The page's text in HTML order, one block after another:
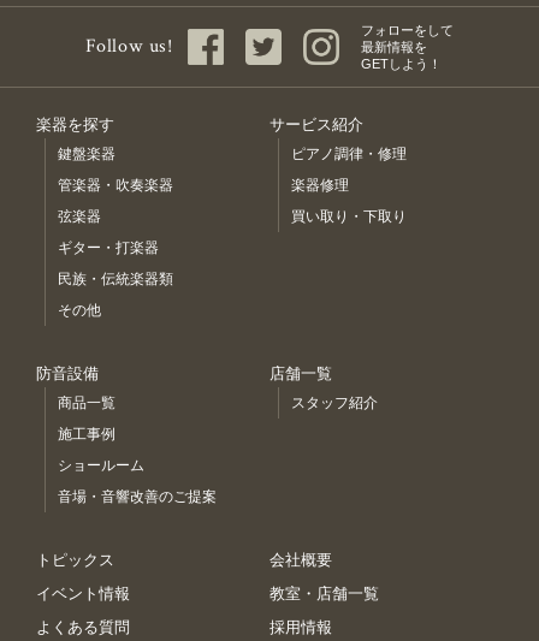
Follow us!
フォローをして
最新情報を
GETしよう！
楽器を探す
鍵盤楽器
管楽器・吹奏楽器
弦楽器
ギター・打楽器
民族・伝統楽器類
その他
サービス紹介
ピアノ調律・修理
楽器修理
買い取り・下取り
防音設備
商品一覧
施工事例
ショールーム
音場・音響改善のご提案
店舗一覧
スタッフ紹介
トピックス
イベント情報
よくある質問
会社概要
教室・店舗一覧
採用情報